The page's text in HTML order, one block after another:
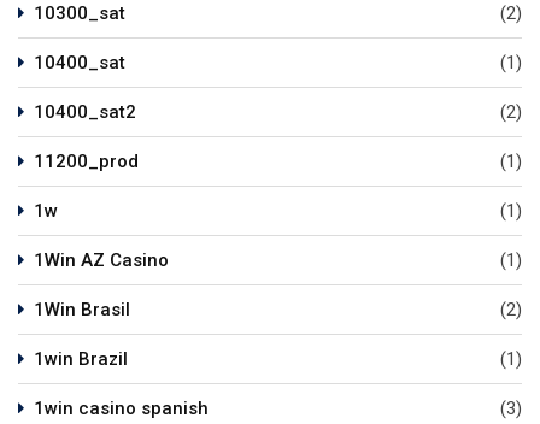
10300_sat (2)
10400_sat (1)
10400_sat2 (2)
11200_prod (1)
1w (1)
1Win AZ Casino (1)
1Win Brasil (2)
1win Brazil (1)
1win casino spanish (3)